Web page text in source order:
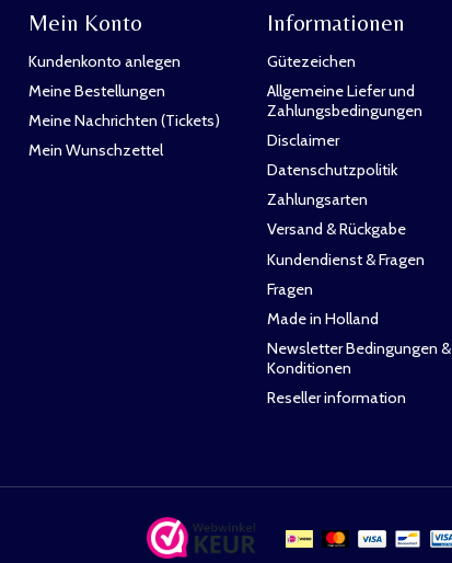
Mein Konto
Kundenkonto anlegen
Meine Bestellungen
Meine Nachrichten (Tickets)
Mein Wunschzettel
Informationen
Gütezeichen
Allgemeine Liefer und
Zahlungsbedingungen
Disclaimer
Datenschutzpolitik
Zahlungsarten
Versand & Rückgabe
Kundendienst & Fragen
Fragen
Made in Holland
Newsletter Bedingungen &
Konditionen
Reseller information